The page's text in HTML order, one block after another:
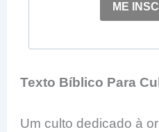
ME
Texto Bíblico Para
Um culto dedicado à